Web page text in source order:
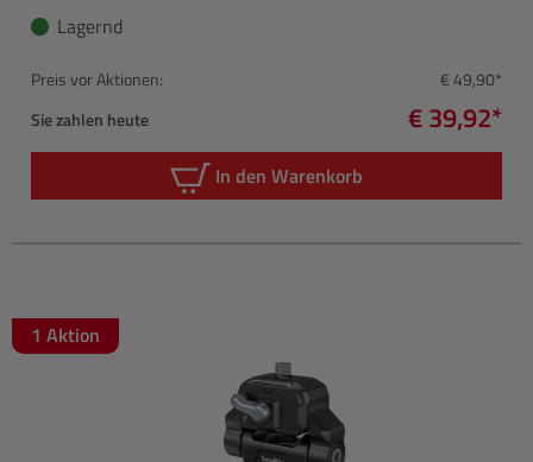
Lagernd
Preis vor Aktionen:
€ 49,90*
Sie zahlen heute
€ 39,92*
In den Warenkorb
1 Aktion